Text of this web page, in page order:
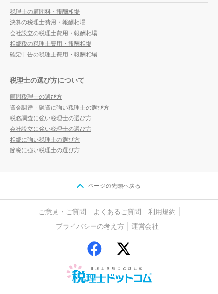
税理士の顧問料・報酬相場
決算の税理士費用・報酬相場
会社設立の税理士費用・報酬相場
相続税の税理士費用・報酬相場
確定申告の税理士費用・報酬相場
税理士の選び方について
顧問税理士の選び方
資金調達・融資に強い税理士の選び方
税務調査に強い税理士の選び方
会社設立に強い税理士の選び方
相続に強い税理士の選び方
節税に強い税理士の選び方
ページの先頭へ戻る
ご意見・ご質問 よくあるご質問
利用規約
プライバシーの考え方
運営会社